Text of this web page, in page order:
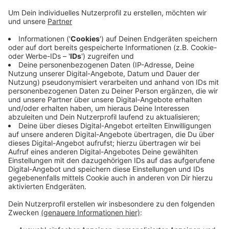
Veröffentlicht:Montag, 03.02.2020 06:46
Anzeige
Ursprünglich war geplant, einen Kaufvertrag mit dem
deutsch-russischen Bieter-Konsortium bis Ende Januar
zu besiegeln. Ein endgültiges Ergebnis soll es am 14.
Februar bei der Hauptversammlung des
Handelskonzerns geben. Metro-Chef Olaf Koch hat
angekündigt, sich für vertragliche Regelungen mit den
neuen Besitzern für die Real-Mitarbeiter einzusetzen.
Anzeige